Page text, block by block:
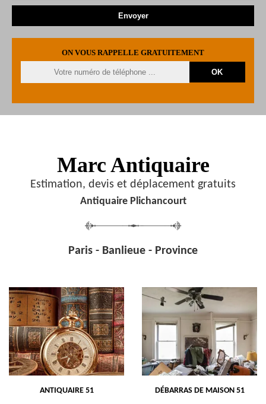
ON VOUS RAPPELLE GRATUITEMENT
Marc Antiquaire
Estimation, devis et déplacement gratuits
Antiquaire Plichancourt
Paris - Banlieue - Province
ANTIQUAIRE 51 DÉBARRAS DE MAISON 51